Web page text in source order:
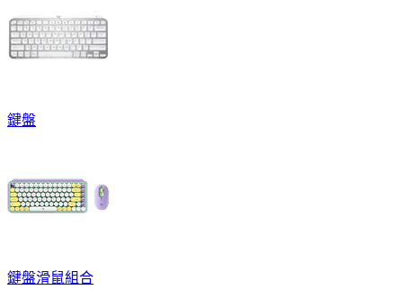
鍵盤
鍵盤滑鼠組合